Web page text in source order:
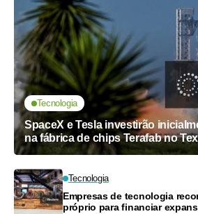
Tecnologia
SpaceX e Tesla investirão
na fábrica de chips Terafab no
Tecnologia
Empresas de tecnologia
próprio para financiar